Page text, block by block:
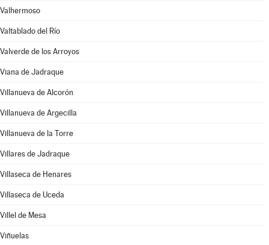
Valhermoso
Valtablado del Río
Valverde de los Arroyos
Viana de Jadraque
Villanueva de Alcorón
Villanueva de Argecilla
Villanueva de la Torre
Villares de Jadraque
Villaseca de Henares
Villaseca de Uceda
Villel de Mesa
Viñuelas